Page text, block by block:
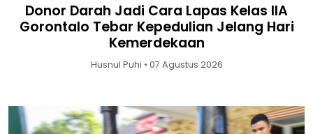
Donor Darah Jadi Cara Lapas Kelas IIA
Gorontalo Tebar Kepedulian Jelang Hari
Kemerdekaan
Husnul Puhi • 07 Agustus 2026